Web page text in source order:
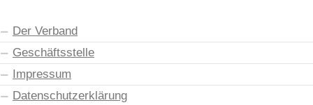
Der Verband
Geschäftsstelle
Impressum
Datenschutzerklärung